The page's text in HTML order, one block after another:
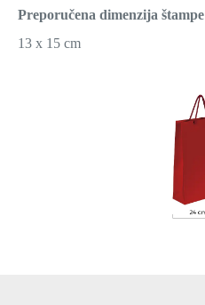
Preporučena dimenzija štampe
13 x 15 cm